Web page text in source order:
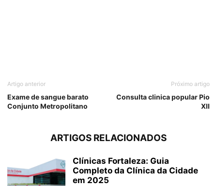
Artigo anterior
Exame de sangue barato
Conjunto Metropolitano
Próximo artigo
Consulta clinica popular Pio
XII
ARTIGOS RELACIONADOS
Clínicas Fortaleza: Guia
Completo da Clínica da Cidade
em 2025